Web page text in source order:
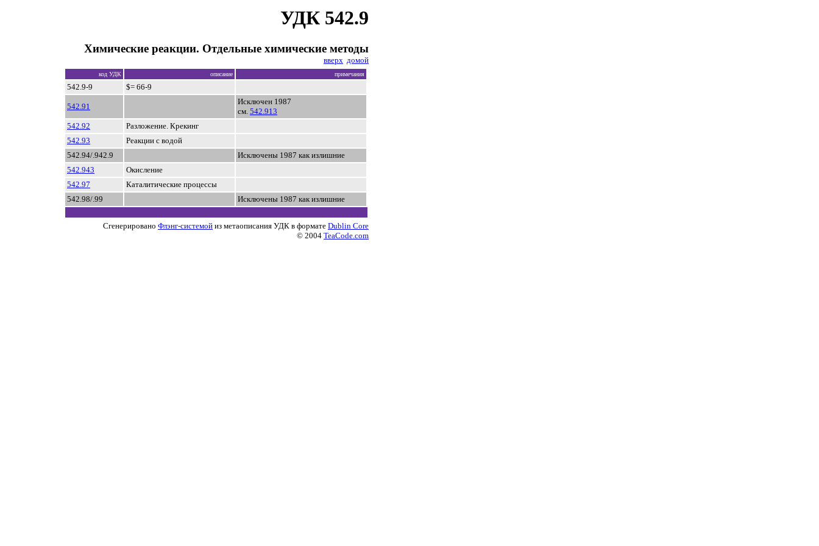
УДК 542.9
Химические реакции. Отдельные химические методы
вверх домой
код УДК описание примечания
542.9-9 $= 66-9
542.91
Исключен 1987
см. 542.913
542.92
Разложение. Крекинг
542.93
Реакции с водой
542.94/.942.9
Исключены 1987 как излишние
542.943
Окисление
542.97
Каталитические процессы
542.98/.99
Исключены 1987 как излишние
Сгенерировано Флэнг-системой из метаописания УДК в формате Dublin Core
© 2004 TeaCode.com